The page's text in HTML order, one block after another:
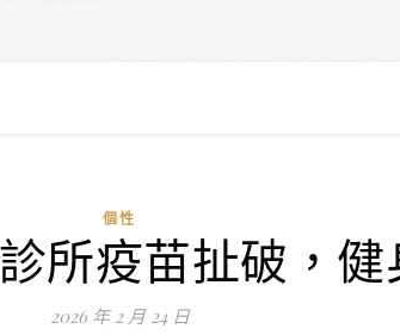
個性
所疫苗扯破，
2026 年 2 月 24 日